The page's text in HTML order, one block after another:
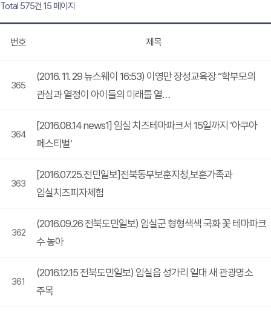
Total 575건 15 페이지
번호 제목
365
(2016. 11. 29 뉴스웨이 16:53) 이영만 장성교육장 “학부모의
관심과 열정이 아이들의 미래를 열…
364
[2016.08.14 news1] 임실 치즈테마파크서 15일까지 ‘아쿠아
페스티벌’
363
[2016.07.25.전민일보]전북동부보훈지청,보훈가족과
임실치즈피자체험
362
(2016.09.26 전북도민일보) 임실군 형형색색 국화 꽃 테마파크
수 놓아
361
(2016.12.15 전북도민일보) 임실읍 성가리 일대 새 관광명소
주목